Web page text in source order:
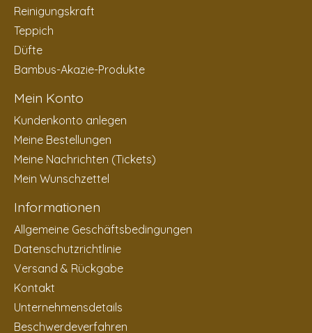
Reinigungskraft
Teppich
Düfte
Bambus-Akazie-Produkte
Mein Konto
Kundenkonto anlegen
Meine Bestellungen
Meine Nachrichten (Tickets)
Mein Wunschzettel
Informationen
Allgemeine Geschäftsbedingungen
Datenschutzrichtlinie
Versand & Rückgabe
Kontakt
Unternehmensdetails
Beschwerdeverfahren